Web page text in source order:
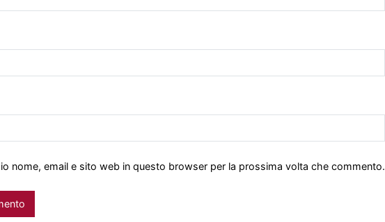
nome, email e sito web in questo browser per la prossima volta che commento.